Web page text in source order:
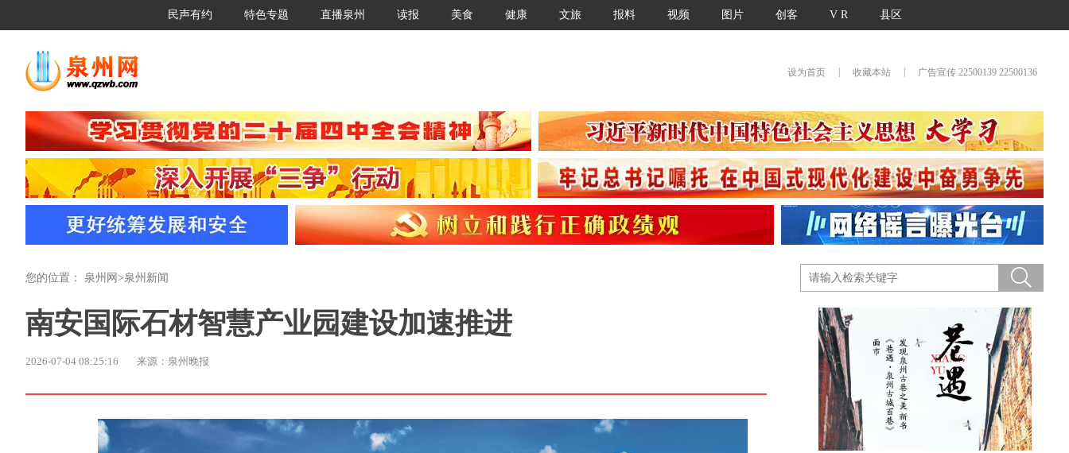
民声有约 特色专题 直播泉州 读报 美食 健康 文旅 报料 视频 图片 创客 V R 县区
设为首页 收藏本站 广告宣传 22500139 22500136
您的位置： 泉州网 >泉州新闻
南安国际石材智慧产业园建设加速推进
2026-07-04 08:25:16 来源：泉州晚报